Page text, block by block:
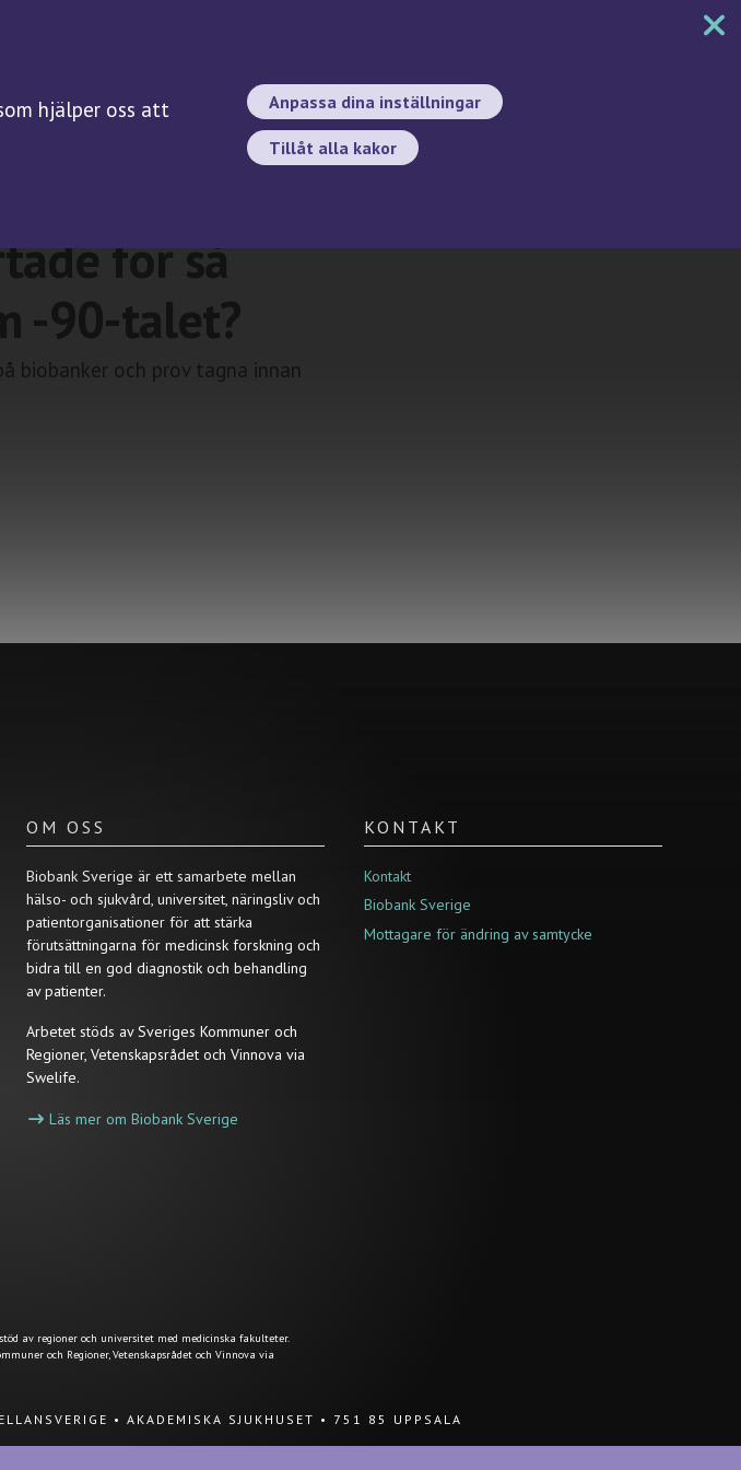
hjälper oss att
Anpassa dina inställningar
Tillåt alla kakor
för så
-90-talet?
biobanker och prov tagna innan
OM OSS
Biobank Sverige är ett samarbete mellan
hälso- och sjukvård, universitet, näringsliv och
patientorganisationer för att stärka
förutsättningarna för medicinsk forskning och
bidra till en god diagnostik och behandling
av patienter.
Arbetet stöds av Sveriges Kommuner och
Regioner, Vetenskapsrådet och Vinnova via
Swelife.
Läs mer om Biobank Sverige
KONTAKT
Kontakt
Biobank Sverige
Mottagare för ändring av samtycke
av regioner och universitet med medicinska fakulteter.
och Regioner, Vetenskapsrådet och Vinnova via
• AKADEMISKA SJUKHUSET • 751 85 UPPSALA